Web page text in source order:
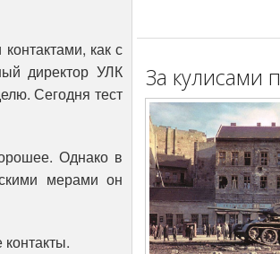
как с
директор УЛК
Сегодня тест
Однако в
мерами он
За кулисами